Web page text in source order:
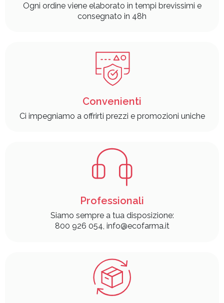
Ogni ordine viene elaborato in tempi brevissimi e
consegnato in 48h
Convenienti
Ci impegniamo a offrirti prezzi e promozioni uniche
Professionali
Siamo sempre a tua disposizione:
800 926 054, info@ecofarma.it